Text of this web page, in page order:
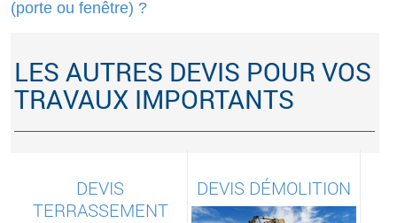
(porte ou fenêtre) ?
LES AUTRES DEVIS POUR VOS
TRAVAUX IMPORTANTS
DEVIS
TERRASSEMENT
DEVIS DÉMOLITION